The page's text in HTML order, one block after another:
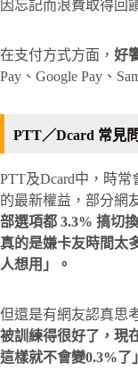
因忘記而浪費取得回
在支付方式方面， 好
Pay、Google Pay、
PTT／Dcard 常見
PTT及Dcard中，時
的最新權益，部分網
部選項都 3.3% 搞切
真的是嫌卡友時間太
人想用」。
但還是有網友認真思
被訓練得很好了，現
這樣就不會變0.3%了」